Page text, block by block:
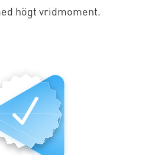
högt vridmoment.